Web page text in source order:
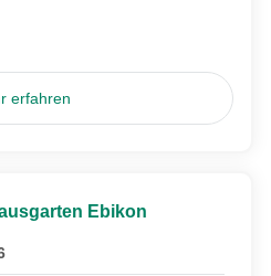
erfahren
Ebikon